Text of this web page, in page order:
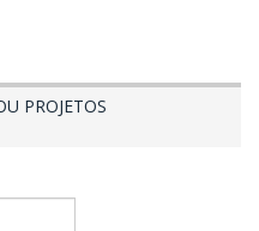
PROJETOS